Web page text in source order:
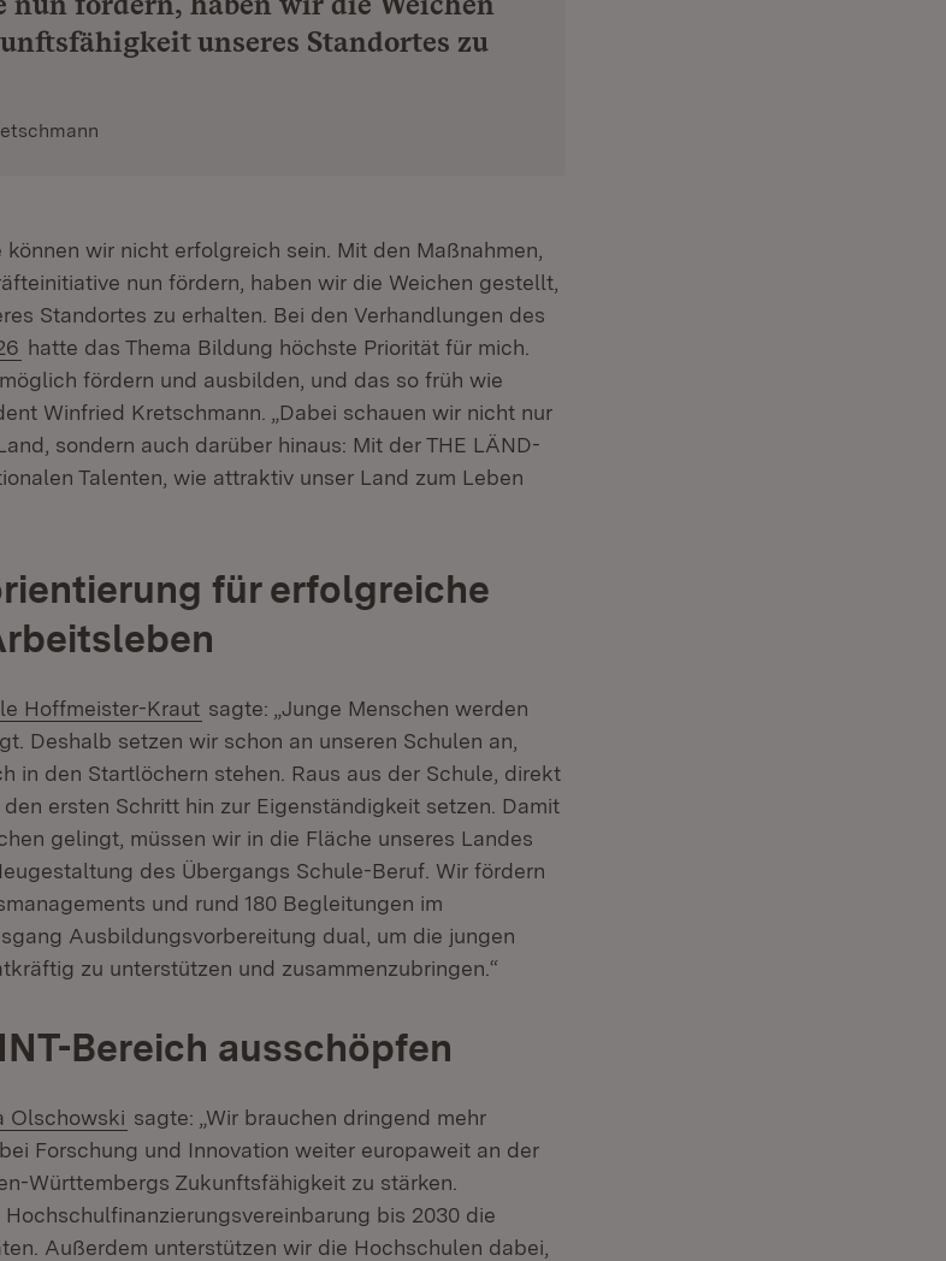
unseres Standortes zu
können wir nicht erfolgreich sein. Mit den Maßnahmen,
nun fördern, haben wir die Weichen gestellt,
Standortes zu erhalten. Bei den Verhandlungen des
(Öffnet in neuem Fenster)
hatte das Thema Bildung höchste Priorität für mich.
fördern und ausbilden, und das so früh wie
Winfried Kretschmann. „Dabei schauen wir nicht nur
sondern auch darüber hinaus: Mit der THE LÄND-
Talenten, wie attraktiv unser Land zum Leben
für erfolgreiche
Hoffmeister-Kraut sagte: „Junge Menschen werden
Deshalb setzen wir schon an unseren Schulen an,
in den Startlöchern stehen. Raus aus der Schule, direkt
ersten Schritt hin zur Eigenständigkeit setzen. Damit
gelingt, müssen wir in die Fläche unseres Landes
des Übergangs Schule-Beruf. Wir fördern
und rund 180 Begleitungen im
Ausbildungsvorbereitung dual, um die jungen
zu unterstützen und zusammenzubringen.“
Bereich ausschöpfen
Olschowski sagte: „Wir brauchen dringend mehr
Forschung und Innovation weiter europaweit an der
Württembergs Zukunftsfähigkeit zu stärken.
bis 2030 die
Außerdem unterstützen wir die Hochschulen dabei,